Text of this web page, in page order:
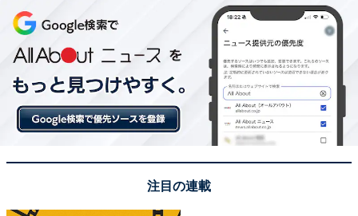
あんも抹茶入り
中には、抹茶入りのこしあんが入っています。食べてみ
ると、生地部分よりもあんのほうが抹茶の味が強いで
す。
注目の連載